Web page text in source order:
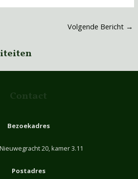
Volgende Bericht →
Contact
Bezoekadres
20, kamer 3.11
Postadres